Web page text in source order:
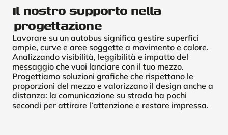
Il nostro supporto nella
progettazione
Lavorare su un autobus significa gestire superfici
ampie, curve e aree soggette a movimento e calore.
Analizzando visibilità, leggibilità e impatto del
messaggio che vuoi lanciare con il tuo mezzo.
Progettiamo soluzioni grafiche che rispettano le
proporzioni del mezzo e valorizzano il design anche a
distanza: la comunicazione su strada ha pochi
secondi per attirare l’attenzione e restare impressa.